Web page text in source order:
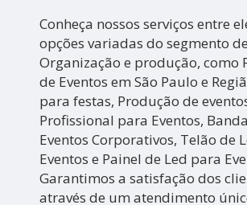
Conheça nossos serviços entre
opções variadas do segmento
Organização e produção, como
de Eventos em São Paulo e
para festas, Produção de
Profissional para Eventos,
Eventos Corporativos, Telão de
Eventos e Painel de Led para
Garantimos a satisfação dos
através de um atendimento